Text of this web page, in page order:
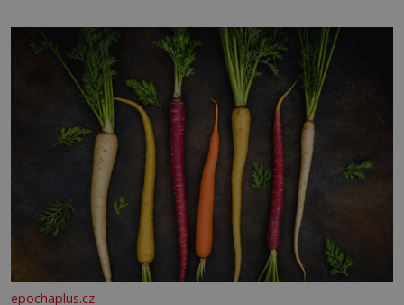
Je to opravdu tak, s věkem jako kdyby se paměť
rozhodla stávkovat. Cvičte
epochaplus.cz